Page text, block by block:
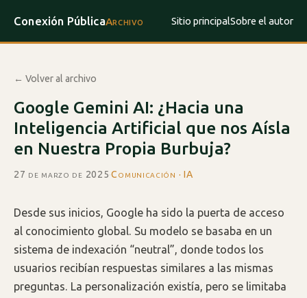
Conexión PúblicaArchivo Sitio principalSobre el autor
← Volver al archivo
Google Gemini AI: ¿Hacia una
Inteligencia Artificial que nos Aísla
en Nuestra Propia Burbuja?
27 de marzo de 2025·Comunicación · IA
Desde sus inicios, Google ha sido la puerta de acceso
al conocimiento global. Su modelo se basaba en un
sistema de indexación “neutral”, donde todos los
usuarios recibían respuestas similares a las mismas
preguntas. La personalización existía, pero se limitaba